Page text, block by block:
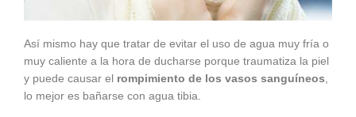
Así mismo hay que tratar de evitar el uso de agua muy fría o
muy caliente a la hora de ducharse porque traumatiza la piel
y puede causar el rompimiento de los vasos sanguíneos
lo mejor es bañarse con agua tibia.